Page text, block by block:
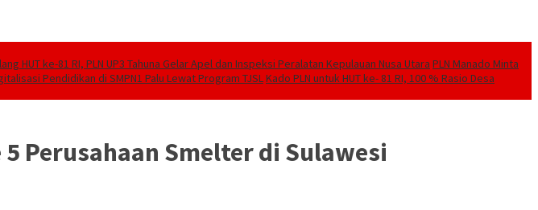
HUT ke-81 RI, PLN UP3 Tahuna Gelar Apel dan Inspeksi Peralatan Kepulauan Nusa Utara PLN Manado Minta
Pendidikan di SMPN1 Palu Lewat Program TJSLKado PLN untuk HUT ke- 81 RI, 100 % Rasio Desa
Perusahaan Smelter di Sulawesi